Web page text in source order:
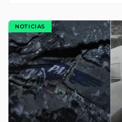
NOTICIAS